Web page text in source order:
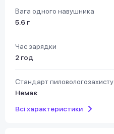
Вага одного навушника
5.6 г
Час зарядки
2 год
Стандарт пиловологозахисту
Немає
Всі характеристики